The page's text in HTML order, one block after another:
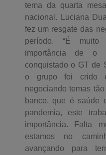
tema da quarta
nacional. Luciana
fez um resgate das
período. “É muito
importância de o
conquistado o GT de
o grupo foi crido
negociando temas
banco, que é saúde
pandemia, este
importância. Falta
estamos no
avançando para